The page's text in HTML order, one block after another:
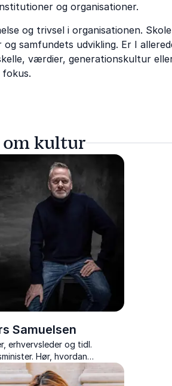
og organisationer.
og trivsel i organisationen.
samfundets udvikling. Er I
værdier, generationskultur
om kultur
Samuelsen
erhvervsleder og tidl.
Hør, hvordan
værdier og handlekraft gør
til et samfund, der lykkes mod